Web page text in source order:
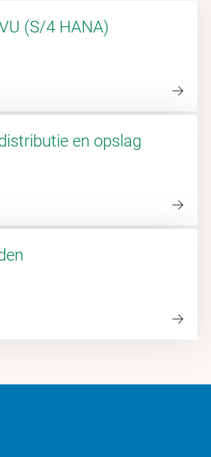
(S/4 HANA)
en opslag